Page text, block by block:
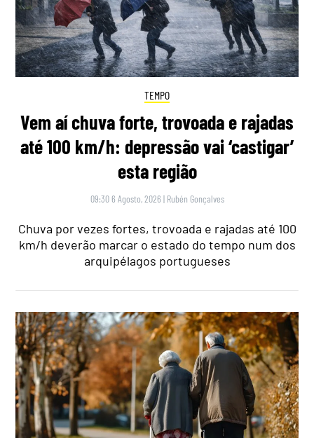
TEMPO
Vem aí chuva forte, trovoada e rajadas
até 100 km/h: depressão vai ‘castigar’
esta região
09:30 6 Agosto, 2026 | Rubén Gonçalves
Chuva por vezes fortes, trovoada e rajadas até 100
km/h deverão marcar o estado do tempo num dos
arquipélagos portugueses